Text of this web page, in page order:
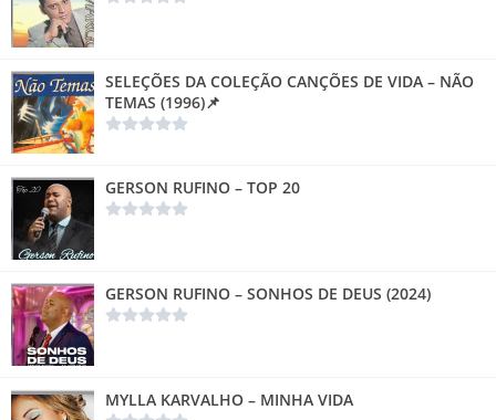
SELEÇÕES DA COLEÇÃO CANÇÕES DE VIDA – NÃO
TEMAS (1996)📌
GERSON RUFINO – TOP 20
GERSON RUFINO – SONHOS DE DEUS (2024)
MYLLA KARVALHO – MINHA VIDA